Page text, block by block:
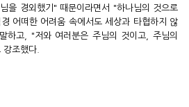
을 경외했기" 때문이라면서 "하나님의 것으로
어떠한 어려움 속에서도 세상과 타협하지 않
하고, "저와 여러분은 주님의 것이고, 주님의
조했다.